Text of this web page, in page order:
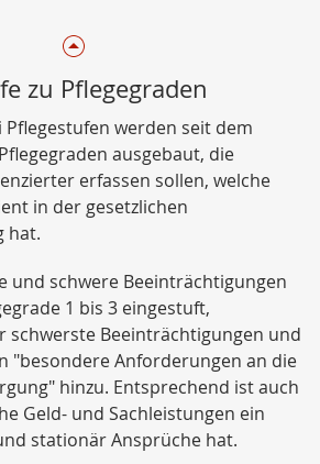
zu Pflegegraden
werden seit dem
ausgebaut, die
erfassen sollen, welche
in der gesetzlichen
hat.
und schwere Beeinträchtigungen
1 bis 3 eingestuft,
schwerste Beeinträchtigungen und
"besondere Anforderungen an die
hinzu. Entsprechend ist auch
Geld- und Sachleistungen ein
stationär Ansprüche hat.